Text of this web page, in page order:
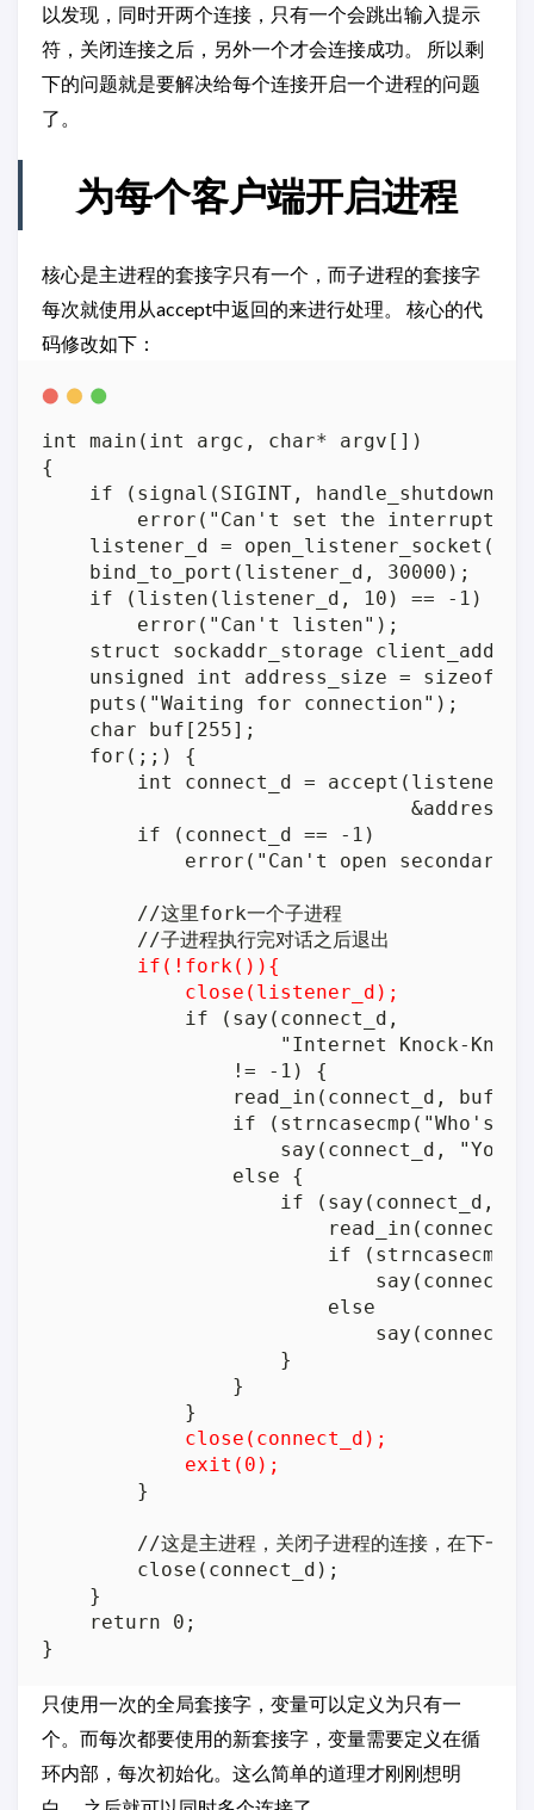
以发现，同时开两个连接，只有一个会跳出输入提示
符，关闭连接之后，另外一个才会连接成功。 所以剩
下的问题就是要解决给每个连接开启一个进程的问题
了。
为每个客户端开启进程
核心是主进程的套接字只有一个，而子进程的套接字
每次就使用从accept中返回的来进行处理。 核心的代
码修改如下：
int main(int argc, char* argv[])
{
if (signal(SIGINT, handle_shutdown)
error("Can't set the interrupt
    listener_d = open_listener_socket();
    bind_to_port(listener_d, 30000);
    if (listen(listener_d, 10) == -1)
        error("Can't listen");
    struct sockaddr_storage client_addr;
unsigned int address_size = sizeof
    puts("Waiting for connection");
    char buf[255];
    for(;;) {
int connect_d =
        if (connect_d == -1)
error("Can't open secondary
        //这里fork一个子进程
        //子进程执行完对话之后退出
if(!fork()){
close(listener_d);
            if (say(connect_d,
"Internet Knock-
                != -1) {
read_in(connect_d, buf,
if (strncasecmp("Who's
say(connect_d, "You
                else {
if (say(connect_d,
if
                        else
                    }
                }
            }
close(connect_d);
exit(0);
        }
//这是主进程，关闭子进程的连接，在下一个
        close(connect_d);
    }
    return 0;
只使用一次的全局套接字，变量可以定义为只有一
个。而每次都要使用的新套接字，变量需要定义在循
环内部，每次初始化。这么简单的道理才刚刚想明